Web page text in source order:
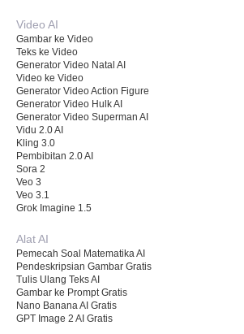
Video AI
Gambar ke Video
Teks ke Video
Generator Video Natal AI
Video ke Video
Generator Video Action Figure
Generator Video Hulk AI
Generator Video Superman AI
Vidu 2.0 AI
Kling 3.0
Pembibitan 2.0 AI
Sora 2
Veo 3
Veo 3.1
Grok Imagine 1.5
Alat AI
Pemecah Soal Matematika AI
Pendeskripsian Gambar Gratis
Tulis Ulang Teks AI
Gambar ke Prompt Gratis
Nano Banana AI Gratis
GPT Image 2 AI Gratis